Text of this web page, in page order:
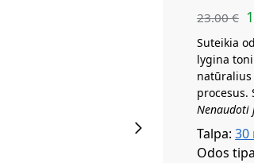
23.00€
Suteikia
lygina
procesus.
Talpa:30
Odos